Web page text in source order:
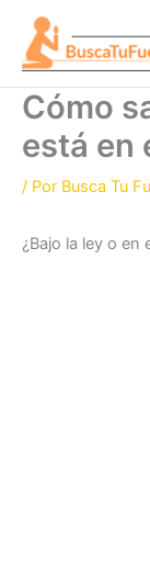
contenido
Cómo
está en
/ Por Busca Tu
¿Bajo la ley o en